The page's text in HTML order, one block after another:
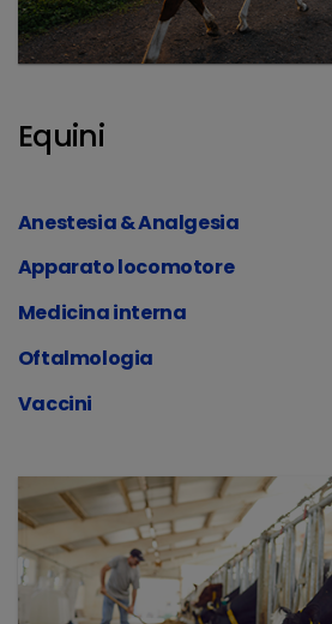
Equini
Anestesia & Analgesia
Apparato locomotore
Medicina interna
Oftalmologia
Vaccini